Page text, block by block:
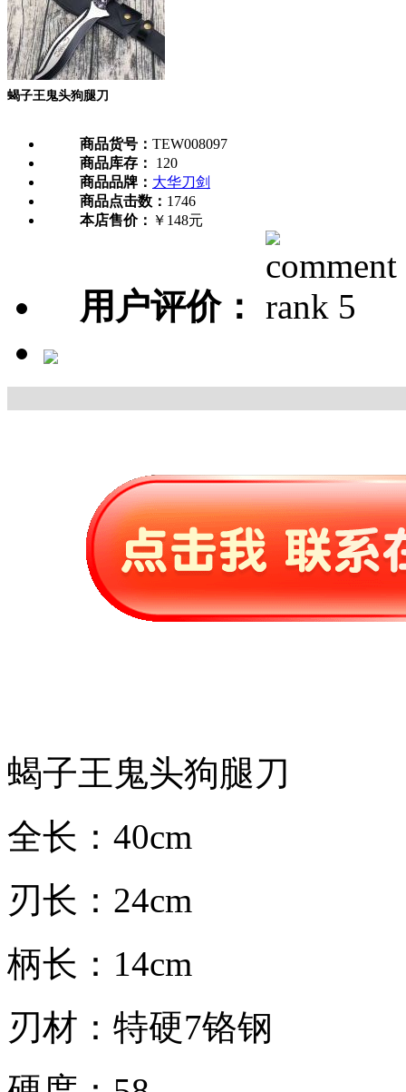
蝎子王鬼头狗腿刀
商品货号： TEW008097
商品库存：
120
商品品牌： 大华刀剑
商品点击数： 1746
本店售价： ￥148元
用户评价：
蝎子王鬼头狗腿刀
全长：40cm
刃长：24cm
柄长：14cm
刃材：特硬7铬钢